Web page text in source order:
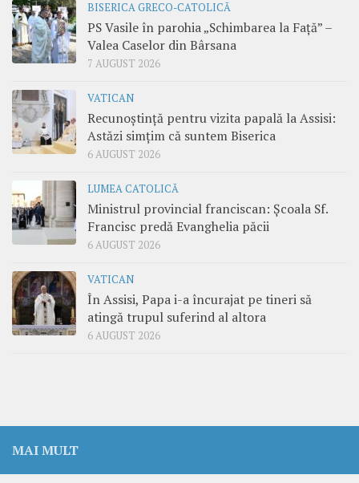
BISERICA GRECO-CATOLICĂ
PS Vasile în parohia „Schimbarea la Față” –
Valea Caselor din Bârsana
7 AUGUST 2026
VATICAN
Recunoștință pentru vizita papală la Assisi:
Astăzi simțim că suntem Biserica
6 AUGUST 2026
LUMEA CATOLICĂ
Ministrul provincial franciscan: Școala Sf.
Francisc predă Evanghelia păcii
6 AUGUST 2026
VATICAN
În Assisi, Papa i-a încurajat pe tineri să
atingă trupul suferind al altora
6 AUGUST 2026
MAI MULT